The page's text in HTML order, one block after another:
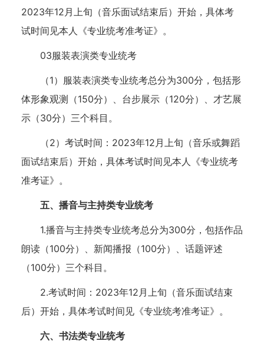
2023年12月上旬（音乐面试结束后）开始，具体考
试时间见本人《专业统考准考证》。
03服装表演类专业统考
（1）服装表演类专业统考总分为300分，包括形
体形象观测（150分）、台步展示（120分）、才艺展
示（30分）三个科目。
（2）考试时间：2023年12月上旬（音乐或舞蹈
面试结束后）开始，具体考试时间见本人《专业统考
准考证》。
五、播音与主持类专业统考
1.播音与主持类专业统考总分为300分，包括作品
朗读（100分）、新闻播报（100分）、话题评述
（100分）三个科目。
2.考试时间：2023年12月上旬（音乐面试结束
后）开始，具体考试时间见《专业统考准考证》。
六、书法类专业统考